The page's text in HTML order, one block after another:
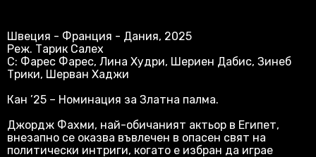
Швеция - Франция - Дания, 2025
Реж. Тарик Салех
С: Фарес Фарес, Лина Худри, Шериен Дабис, Зинеб
Трики, Шерван Хаджи
Кан ’25 – Номинация за Златна палма.
Джордж Фахми, най-обичаният актьор в Египет,
внезапно се оказва въвлечен в опасен свят на
политически интриги, когато е избран да играе